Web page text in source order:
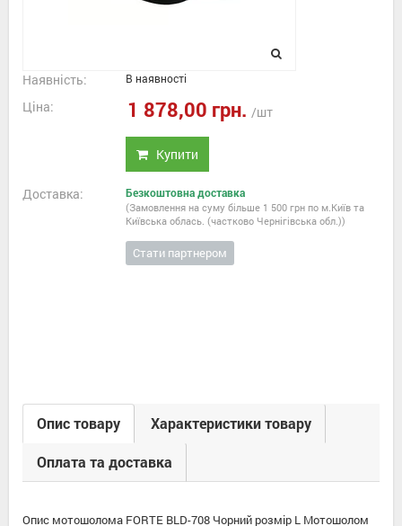
Наявність: В наявності
Ціна: 1 878,00 грн. /шт
Купити
Доставка: Безкоштовна доставка
(Замовлення на суму більше 1 500 грн по м.Київ та
Київська облась. (частково Чернігівська обл.))
Стати партнером
Опис товару Характеристики товару
Оплата та доставка
Опис мотошолома FORTE BLD-708 Чорний розмір L Мотошолом